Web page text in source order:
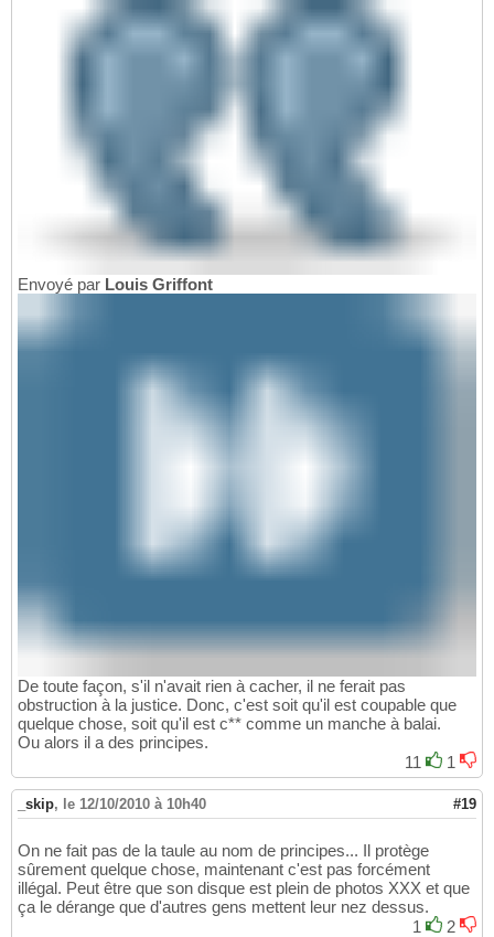
Envoyé par Louis Griffont
De toute façon, s'il n'avait rien à cacher, il ne ferait pas
obstruction à la justice. Donc, c'est soit qu'il est coupable que
quelque chose, soit qu'il est c** comme un manche à balai.
Ou alors il a des principes.
11
1
_skip, le 12/10/2010 à 10h40 #19
On ne fait pas de la taule au nom de principes... Il protège
sûrement quelque chose, maintenant c'est pas forcément
illégal. Peut être que son disque est plein de photos XXX et que
ça le dérange que d'autres gens mettent leur nez dessus.
1
2